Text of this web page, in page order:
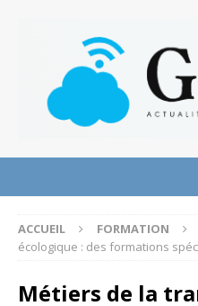
ACCUEIL FORMATION
écologique : des formations
Métiers de la